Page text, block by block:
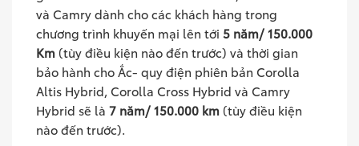
và Camry dành cho các khách hàng trong
chương trình khuyến mại lên tới 5 năm/ 150.000
Km (tùy điều kiện nào đến trước) và thời gian
bảo hành cho Ắc- quy điện phiên bản Corolla
Altis Hybrid, Corolla Cross Hybrid và Camry
Hybrid sẽ là 7 năm/ 150.000 km (tùy điều kiện
nào đến trước).